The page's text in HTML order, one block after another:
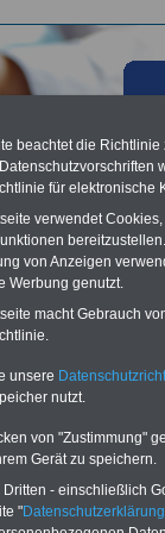
- Kurort
Tipps ausgewählt:
Fachklinik Bad
Website haben wir für
Übersicht aller Tipps
beachtet die
für
verwendet
von Anzeigen
Werbung genutzt.
macht Gebrauch
unsere
nutzt.
von "Zustimmung"
Gerät zu speichern.
- einschließlich
"